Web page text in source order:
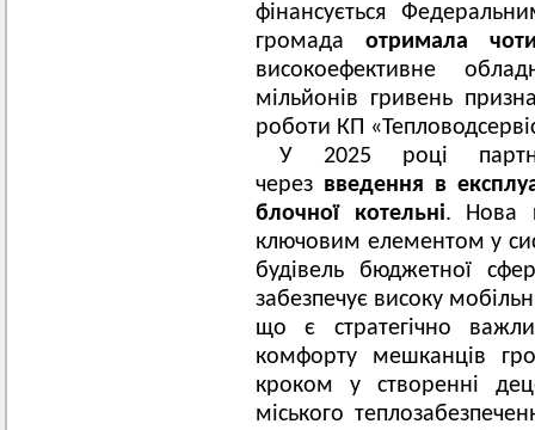
фінансується
громада отримала
високоефективне
мільйонів гривень
роботи КП
У 2025 році
через введення в
блочної котельні. Нова
ключовим елементом у
будівель бюджетної
забезпечує високу
що є стратегічно
комфорту мешканців
кроком у створенні
міського